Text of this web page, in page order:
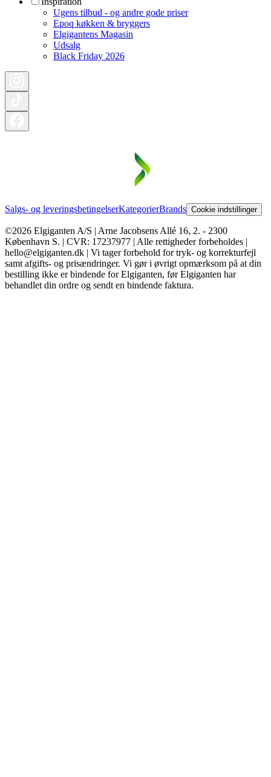
Ugens tilbud - og andre gode priser
Epoq køkken & bryggers
Elgigantens Magasin
Udsalg
Black Friday 2026
Salgs- og leveringsbetingelserKategorierBrands Cookie indstillinger
©2026 Elgiganten A/S | Arne Jacobsens Allé 16, 2. - 2300
København S. | CVR: 17237977 | Alle rettigheder forbeholdes |
hello@elgiganten.dk | Vi tager forbehold for tryk- og korrekturfejl
samt afgifts- og prisændringer. Vi gør i øvrigt opmærksom på at din
bestilling ikke er bindende for Elgiganten, før Elgiganten har
behandlet din ordre og sendt en bindende faktura.